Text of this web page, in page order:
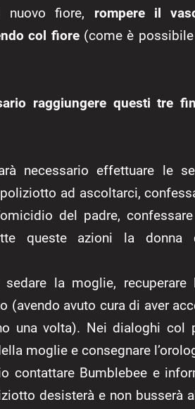
nuovo fiore, rompere il
col fiore(come è possibile
raggiungere questi tre
necessario effettuare le
ad ascoltarci,
del padre,
queste azioni la
la moglie, recuperare
(avendo avuto cura di aver
una volta). Nei dialoghi col
moglie e consegnare
contattare Bumblebee e
desisterà e non busserà